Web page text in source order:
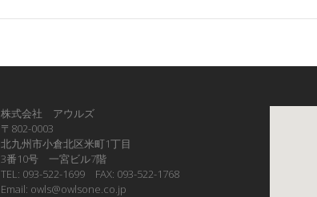
株式会社 アウルズ
〒802-0003
北九州市小倉北区米町1丁目
3番10号 一宮ビル7階
TEL: 093-522-1699 FAX: 093-522-1768
Email: owls@owlsone.co.jp